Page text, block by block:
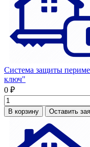
Система защиты
ключ"
0 ₽
В корзину Оставить